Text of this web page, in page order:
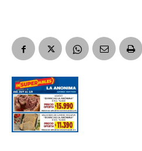
Dirección de correo electrónico
Nombre
Apellidos